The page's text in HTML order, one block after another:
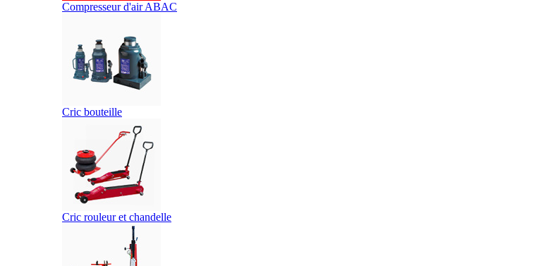
Compresseur d'air ABAC
Cric bouteille
Cric rouleur et chandelle